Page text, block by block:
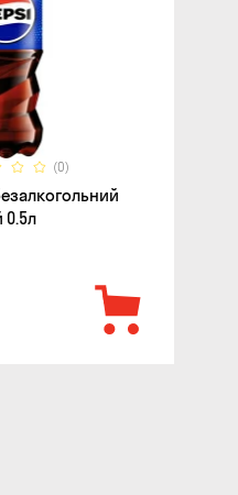
(0)
0.5л